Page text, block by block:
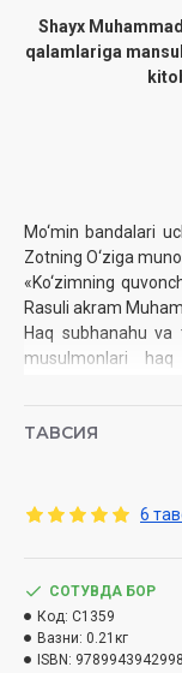
Shayx
qalamlariga
Mo‘min bandalari
Zotning O‘ziga
«Ko‘zimning
Rasuli akram
Haq subhanahu va
musulmonlari
taoloning lutfu
talablariga
Keyinchalik namoz
ham kirishildi.
turkumida nashr
yettinchi juzlari
ТАВСИЯ
6
СОТУВДА БОР
Код: C1359
Вазни: 0.21кг
ISBN: 9789943942998